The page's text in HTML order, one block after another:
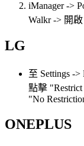
iManager ->
Walkr -> 開啟
LG
至 Settings ->
點擊
"No
ONEPLUS